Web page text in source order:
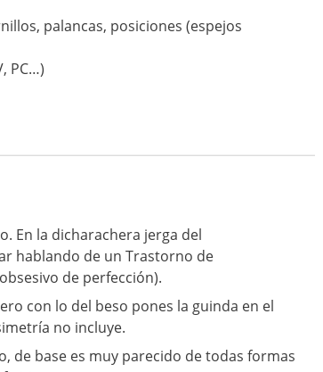
palancas, posiciones (espejos
PC…)
En la dicharachera jerga del
hablando de un Trastorno de
de perfección).
con lo del beso pones la guinda en el
no incluye.
de base es muy parecido de todas formas